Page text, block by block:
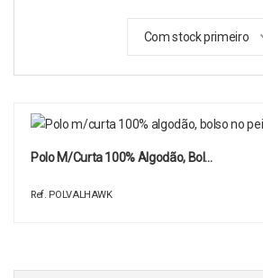
Com stock primeiro
Polo M/curta 100% Algodão, Bol…
Ref. POLVALHAWK